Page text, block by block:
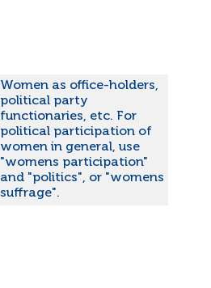
Women as office-holders,
political party
functionaries, etc. For
political participation of
women in general, use
"womens participation"
and "politics", or "womens
suffrage".